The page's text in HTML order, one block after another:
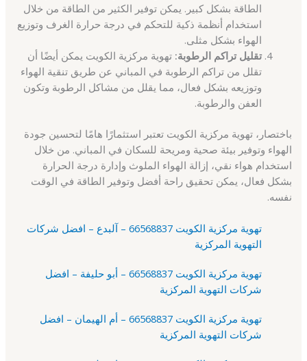
الطاقة بشكل كبير. يمكن توفير الكثير من الطاقة من خلال
استخدام أنظمة ذكية للتحكم في درجة حرارة الغرف وتوزيع
الهواء بشكل مثلى.
تقليل تراكم الرطوبة: تهوية مركزية الكويت يمكن أيضًا أن
تقلل من تراكم الرطوبة في المباني عن طريق تنقية الهواء
وتوزيعه بشكل فعال، مما يقلل من مشاكل الرطوبة وتكون
العفن والرطوبة.
باختصار، تهوية مركزية الكويت تعتبر استثمارًا هامًا لتحسين جودة
الهواء وتوفير بيئة صحية ومريحة للسكان في المباني. من خلال
استخدام هواء نقي، إزالة الهواء الملوث وإدارة درجة الحرارة
بشكل فعال، يمكن تحقيق راحة أفضل وتوفير الطاقة في الوقت
نفسه.
تهوية مركزية الكويت 66568837 – آلبدع – افضل شركات
التهوية المركزية
تهوية مركزية الكويت 66568837 – أبو حليفة – افضل
شركات التهوية المركزية
تهوية مركزية الكويت 66568837 – أم الهيمان – افضل
شركات التهوية المركزية